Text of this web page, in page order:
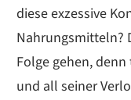
diese exzessive
Nahrungsmitteln?
Folge gehen,
und all seiner